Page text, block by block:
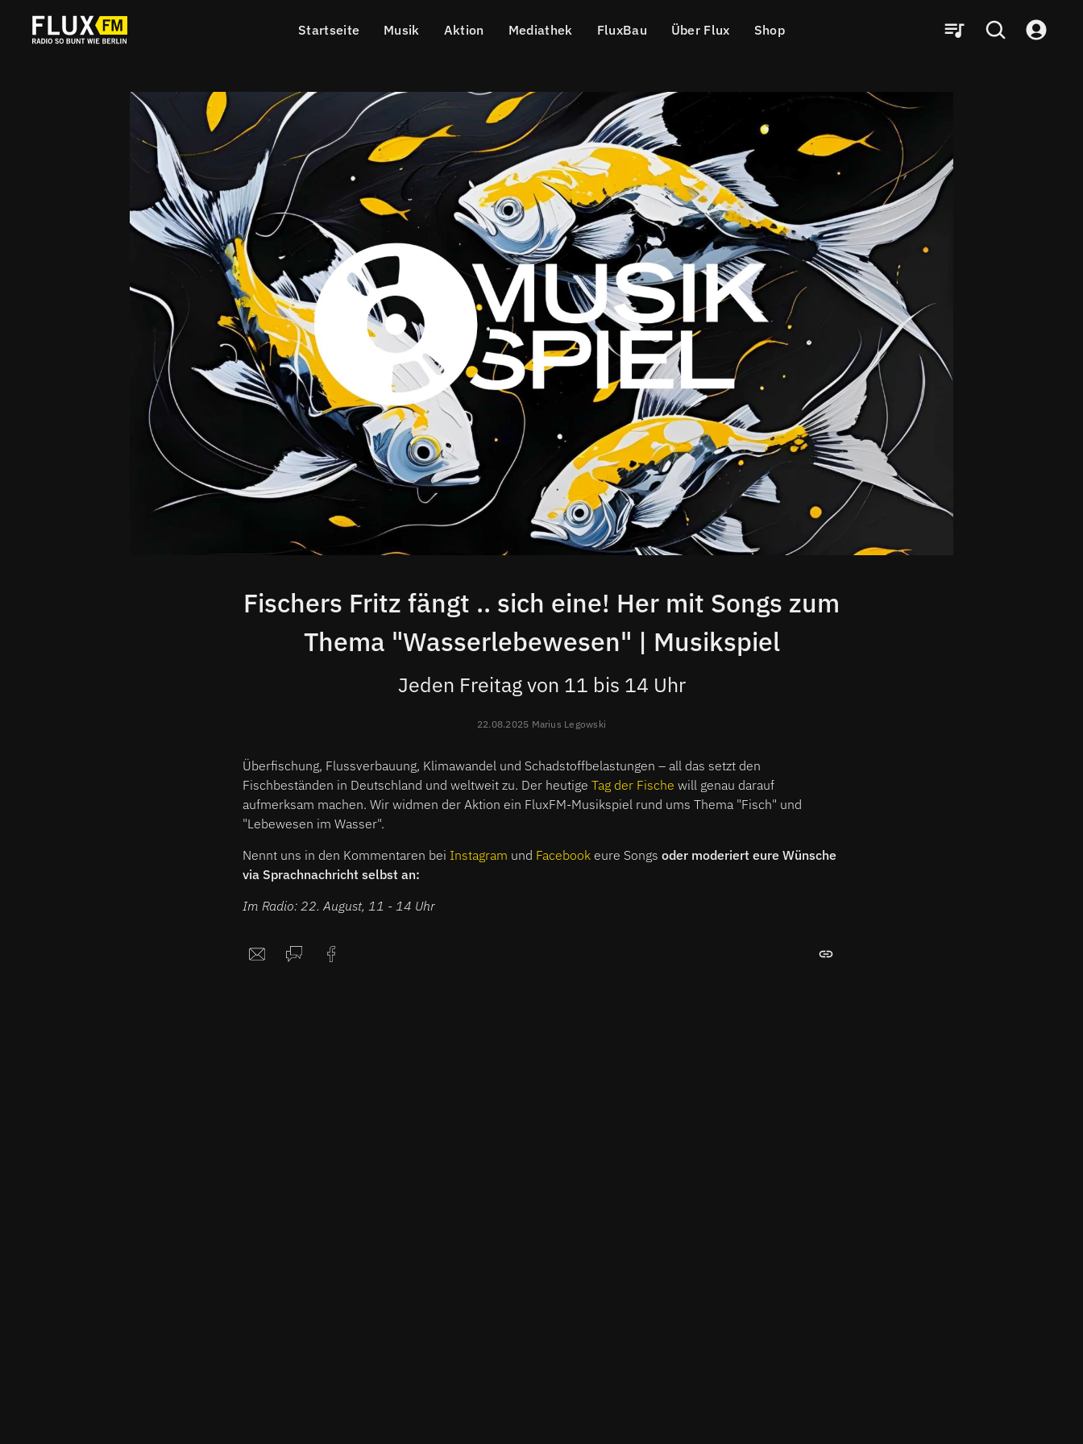
Startseite Musik Aktion Mediathek FluxBau Über Flux Shop
Fischers Fritz fängt .. sich eine! Her mit Songs zum
Thema "Wasserlebewesen" | Musikspiel
Jeden Freitag von 11 bis 14 Uhr
22.08.2025 Marius Legowski
Überfischung, Flussverbauung, Klimawandel und Schadstoffbelastungen – all das setzt den
Fischbeständen in Deutschland und weltweit zu. Der heutige Tag der Fische will genau darauf
aufmerksam machen. Wir widmen der Aktion ein FluxFM-Musikspiel rund ums Thema "Fisch" und
"Lebewesen im Wasser".
Nennt uns in den Kommentaren bei Instagram und Facebook eure Songs oder moderiert eure Wünsche
via Sprachnachricht selbst an:
Im Radio: 22. August, 11 - 14 Uhr